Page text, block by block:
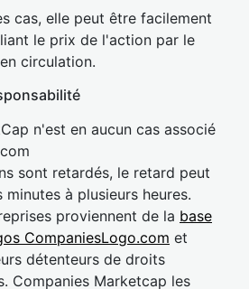
cas, elle peut être facilement
le prix de l'action par le
circulation.
n'est en aucun cas associé
sont retardés, le retard peut
à plusieurs heures.
proviennent de la base
CompaniesLogo.com et
détenteurs de droits
Companies Marketcap les